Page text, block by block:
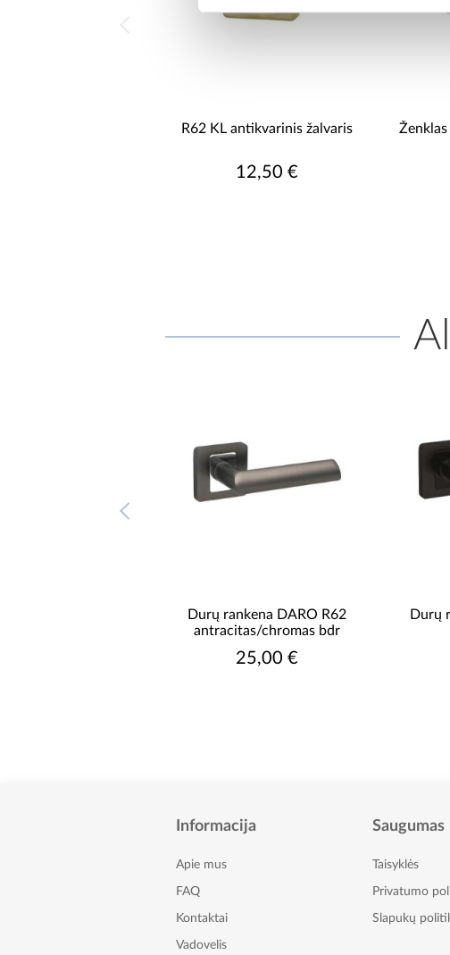
R62 KL antikvarinis žalvaris
12,50 €
Durų rankena DARO R62
antracitas/chromas bdr
25,00 €
Durų
Informacija
Apie mus
FAQ
Kontaktai
Vadovelis
Saugumas
Taisyklės
Privatumo
Slapukų